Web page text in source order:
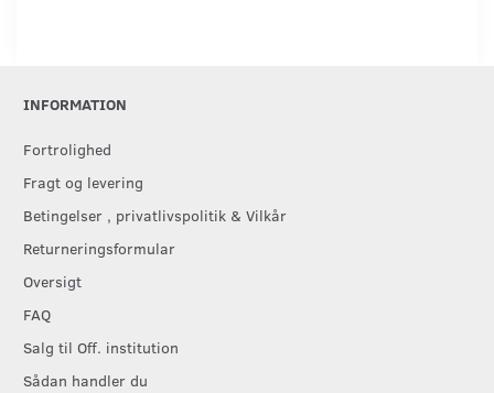
INFORMATION
Fortrolighed
Fragt og levering
Betingelser , privatlivspolitik & Vilkår
Returneringsformular
Oversigt
FAQ
Salg til Off. institution
Sådan handler du